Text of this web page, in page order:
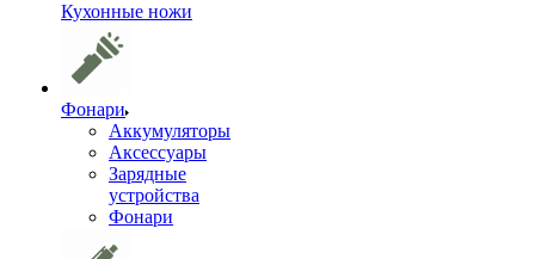
Кухонные ножи
Фонари
Аккумуляторы
Аксессуары
Зарядные
устройства
Фонари